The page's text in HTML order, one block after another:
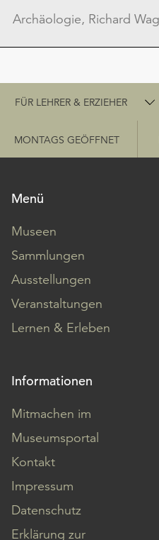
Schnellzugriff
FÜR LEHRER & ERZIEHER
MONTAGS GEÖFFNET
Menü
Museen
Sammlungen
Ausstellungen
Veranstaltungen
Lernen & Erleben
Informationen
Mitmachen im
Museumsportal
Kontakt
Impressum
Datenschutz
Erklärung zur